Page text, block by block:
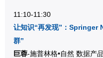
11:10-11:30
让知识“再发现”：Springer
群”
巨蓉-施普林格•自然 数据产